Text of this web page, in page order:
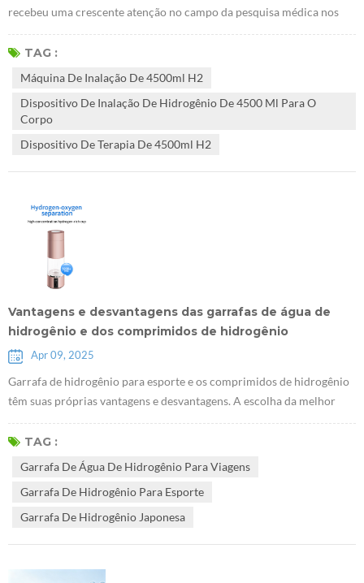
recebeu uma crescente atenção no campo da pesquisa médica nos
últimos anos. A inalação de hidrogênio com moderação pode ter os
seguintes benefícios potenciais para o corpo: 1. Efeito antioxidante
reativas prejudici...
TAG :
Máquina De Inalação De 4500ml H2
Dispositivo De Inalação De Hidrogênio De 4500 Ml Para O
Corpo
Dispositivo De Terapia De 4500ml H2
Vantagens e desvantagens das garrafas de água de
hidrogênio e dos comprimidos de hidrogênio
Apr 09, 2025
Garrafa de hidrogênio para esporte e os comprimidos de hidrogênio
têm suas próprias vantagens e desvantagens. A escolha da melhor
opção depende das necessidades pessoais e dos cenários de
uso.Vantagens deGarrafa de água de hidrogênio para viagens
Concentração estável: as garrafas de água de hidrogênio usam
oxigênio, de modo que o hidrog...
TAG :
Garrafa De Água De Hidrogênio Para Viagens
Garrafa De Hidrogênio Para Esporte
Garrafa De Hidrogênio Japonesa